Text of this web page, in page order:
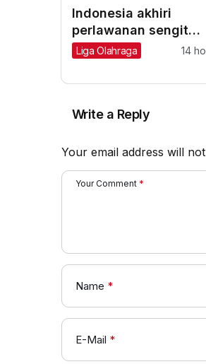
Indonesia akhiri
perlawanan sengit
Vietnam 3-2
Liga Olahraga 14
Write a Reply
Your email address will
Your Comment *
Name *
E-Mail *